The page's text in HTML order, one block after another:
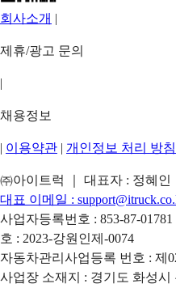
회사소개 |
제휴/광고 문의
|
채용정보
| 이용약관 | 개인정보 처리 방침
㈜아이트럭 ｜ 대표자 : 정혜인
대표 이메일 :
사업자등록번호 : 853-87-01781
호 : 2023-강원인제-0074
자동차관리사업등록 번호 : 제
사업장 소재지 : 경기도 화성시